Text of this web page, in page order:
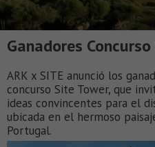
Ganadores
ARK x SITE anunció los
concurso Site Tower, que
ideas convincentes para el
ubicada en el hermoso
Portugal.